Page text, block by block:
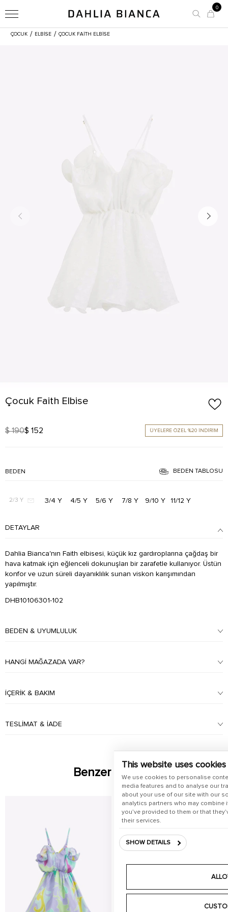
This website uses cookies
We use cookies to personalise
media features and to analyse our
about your use of our site with our
analytics partners who may
you’ve provided to them or that
their services.
SHOW DETAILS
0
ÇOCUK / ELBİSE / ÇOCUK FAITH ELBISE
Çocuk Faith Elbise
$ 190$ 152 ÜYELERE ÖZEL %20 İNDİRİM
BEDEN BEDEN TABLOSU
2/3 Y 3/4 Y 4/5 Y 5/6 Y 7/8 Y 9/10 Y 11/12 Y
DETAYLAR
Dahlia Bianca'nın Faith elbisesi, küçük kız gardıroplarına çağdaş bir
hava katmak için eğlenceli dokunuşları bir zarafetle kullanıyor. Üstün
konfor ve uzun süreli dayanıklılık sunan viskon karışımından
yapılmıştır.
DHB10106301-102
BEDEN & UYUMLULUK
HANGI MAĞAZADA VAR?
İÇERIK & BAKIM
TESLIMAT & İADE
Benzer Ürünler